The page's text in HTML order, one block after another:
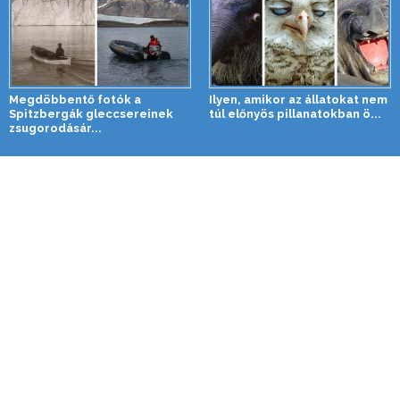
Megdöbbentő fotók a
Spitzbergák gleccsereinek
zsugorodásár...
Ilyen, amikor az állatokat nem
túl előnyös pillanatokban ö...